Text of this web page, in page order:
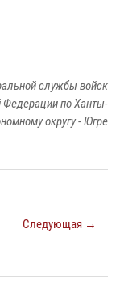
службы войск
Федерации по Ханты-
округу - Югре
Следующая →